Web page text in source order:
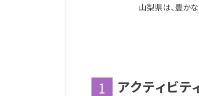
山梨県は、豊か
1 アクティビテ